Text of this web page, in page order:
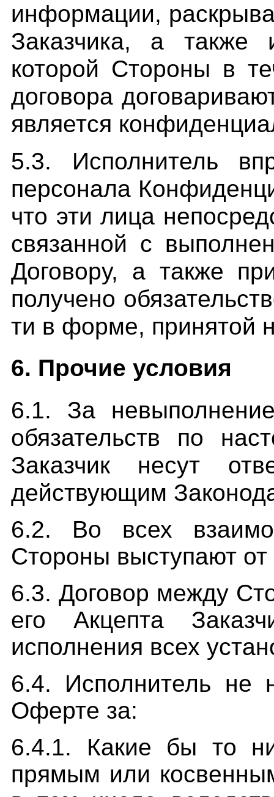
информации,
Заказчика, а
которой Стороны в
договора
является
5.3. Исполнитель
персонала
что эти лица
связанной с
Договору, а также
получено
ти в форме, принятой
6. Прочие условия
6.1. За
обязательств по
Заказчик несут
действующим
6.2. Во всех
Стороны выступают от
6.3. Договор между
его Акцепта
исполнения всех
6.4. Исполнитель не
Оферте за:
6.4.1. Какие бы то
прямым или